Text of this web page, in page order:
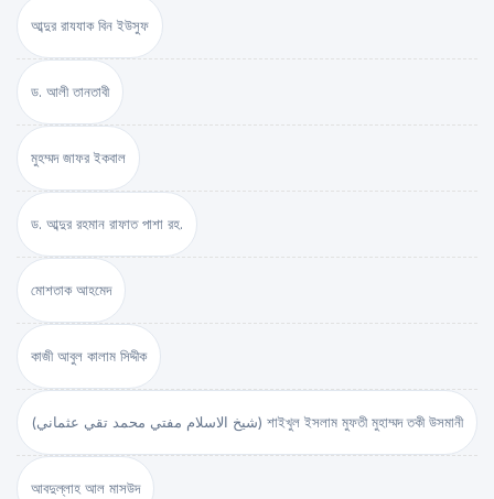
আব্দুর রাযযাক বিন ইউসুফ
ড. আলী তানতাবী
মুহম্মদ জাফর ইকবাল
ড. আব্দুর রহমান রাফাত পাশা রহ.
মোশতাক আহমেদ
কাজী আবুল কালাম সিদ্দীক
(شيخ الاسلام مفتي محمد تقي عثماني) শাইখুল ইসলাম মুফতী মুহাম্মদ তকী উসমানী
আবদুল্লাহ আল মাসউদ